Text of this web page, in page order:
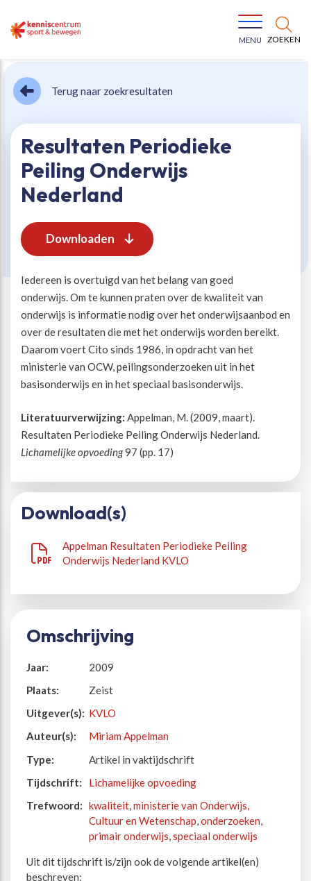
ZOEKEN
MENU
Terug naar zoekresultaten
Resultaten Periodieke
Peiling Onderwijs
Nederland
Downloaden
Iedereen is overtuigd van het belang van goed
onderwijs. Om te kunnen praten over de kwaliteit van
onderwijs is informatie nodig over het onderwijsaanbod en
over de resultaten die met het onderwijs worden bereikt.
Daarom voert Cito sinds 1986, in opdracht van het
ministerie van OCW, peilingsonderzoeken uit in het
basisonderwijs en in het speciaal basisonderwijs.
Literatuurverwijzing: Appelman, M. (2009, maart).
Resultaten Periodieke Peiling Onderwijs Nederland.
Lichamelijke opvoeding97 (pp. 17)
Download(s)
Appelman Resultaten Periodieke Peiling
Onderwijs Nederland KVLO
Omschrijving
Jaar:
2009
Plaats:
Zeist
Uitgever(s): KVLO
Auteur(s):
Miriam Appelman
Type:
Artikel in vaktijdschrift
Tijdschrift:
Lichamelijke opvoeding
Trefwoord: kwaliteit,ministerie van Onderwijs,
Cultuur en Wetenschap,onderzoeken,
primair onderwijs,speciaal onderwijs
Uit dit tijdschrift is/zijn ook de volgende artikel(en)
beschreven:
Bewegen voor een gezonde leefstijl
Jeugd in beweging
Maatschappelijke waarde
Beweegvriendelijke omgeving
Kansengelijkheid
Paralympische topsport
Alle thema’s
Onze missie
Organisatie
Werken bij
Persvoorlichting en Public Affairs